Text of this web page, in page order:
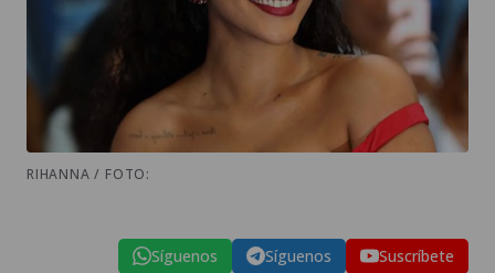
RIHANNA / FOTO:
Síguenos Síguenos Suscríbete